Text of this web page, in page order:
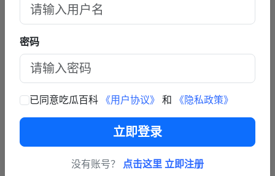
联系我们
商务联系TG: https://t.me/fy587
密码
已同意吃瓜百科 《用户协议》 和 《隐私政策》
立即登录
没有账号？ 点击这里 立即注册